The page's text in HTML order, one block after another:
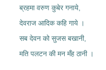
ब्रहमा वरुण कुबेर गनाये,
देवराज आदिक कहि गाये ।
सब देवन को सुजस बखानी,
मति पलटन की मन मँह ठानी ।